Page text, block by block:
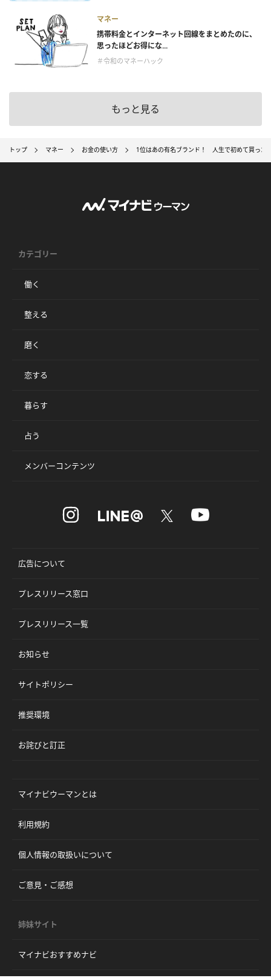
マネー
携帯料金とインターネット回線をまとめたのに、
思ったほどお得にな...
＃令和のマネーハック
もっと見る
トップ マネー お金の使い方 1位はあの有名ブランド！ 人生で初めて買った
カテゴリー
働く
整える
磨く
恋する
暮らす
占う
メンバーコンテンツ
広告について
プレスリリース窓口
プレスリリース一覧
お知らせ
サイトポリシー
推奨環境
お詫びと訂正
マイナビウーマンとは
利用規約
個人情報の取扱いについて
ご意見・ご感想
姉妹サイト
マイナビおすすめナビ